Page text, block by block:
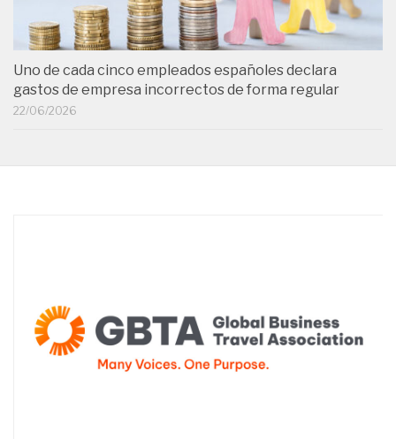
Uno de cada cinco empleados españoles declara
gastos de empresa incorrectos de forma regular
22/06/2026